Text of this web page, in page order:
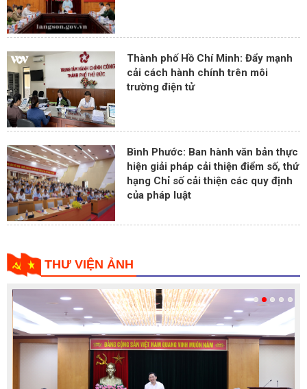
Thành phố Hồ Chí Minh: Đẩy mạnh
cải cách hành chính trên môi
trường điện tử
Bình Phước: Ban hành văn bản thực
hiện giải pháp cải thiện điểm số, thứ
hạng Chỉ số cải thiện các quy định
của pháp luật
THƯ VIỆN ẢNH